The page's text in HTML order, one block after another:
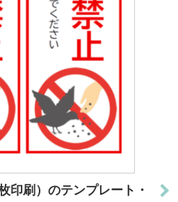
印刷）のテンプレート・